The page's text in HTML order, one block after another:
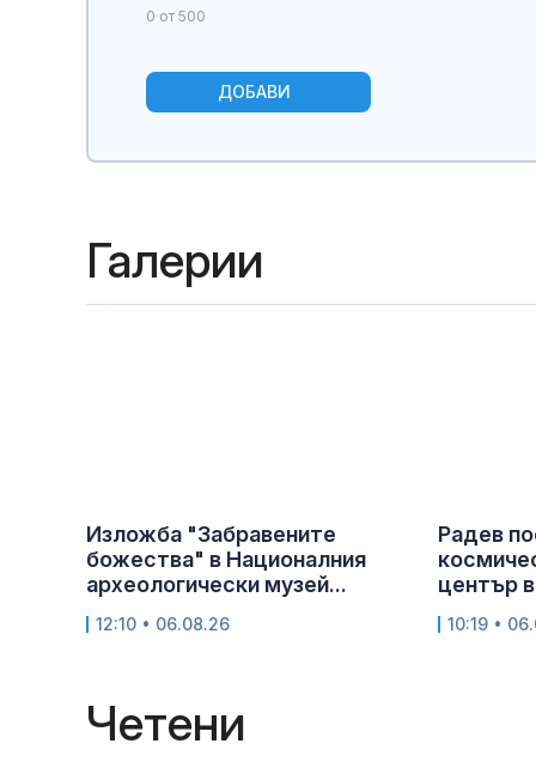
0 от 500
ДОБАВИ
Галерии
Изложба "Забравените
божества" в Националния
археологически музей...
12:10 • 06.08.26
Радев
център
10:19 •
Четени